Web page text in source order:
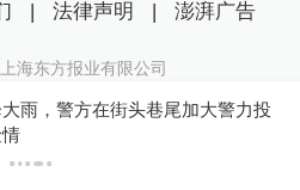
大雨，警方在街头巷尾加大警力投
| 法律声明 | 澎湃广告
上海东方报业有限公司
| 沪ICP备14003370号
许可证：31120170006
31010602000299号